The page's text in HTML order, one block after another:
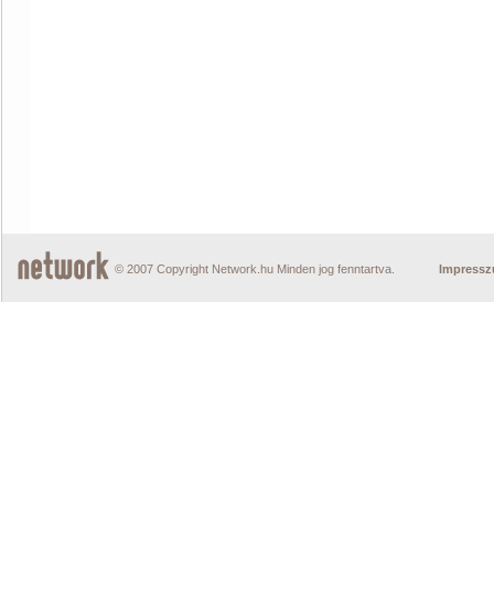
© 2007 Copyright Network.hu Minden jog fenntartva.